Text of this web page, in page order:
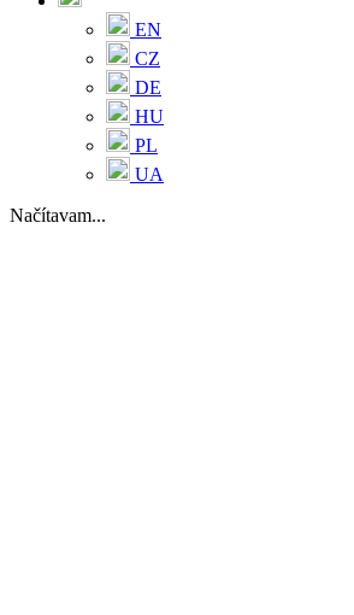
EN
CZ
DE
HU
PL
UA
Načítavam...